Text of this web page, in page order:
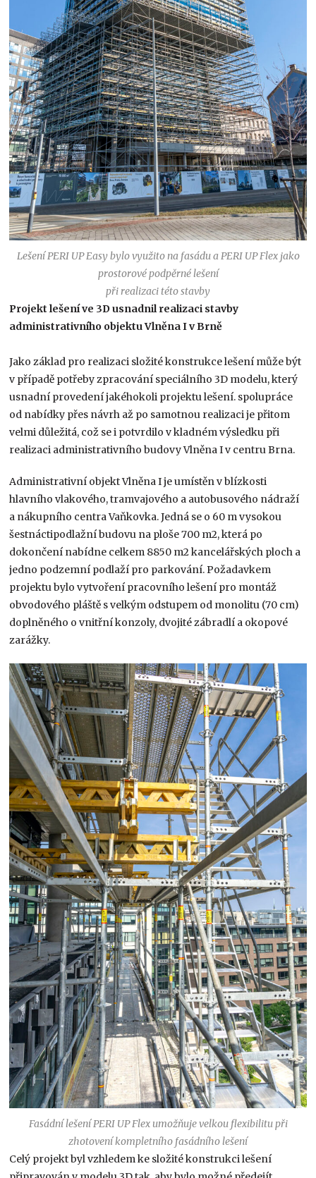
Lešení PERI UP Easy bylo využito na fasádu a PERI UP Flex jako
prostorové podpěrné lešení
při realizaci této stavby
Projekt lešení ve 3D usnadnil realizaci stavby
administrativního objektu Vlněna I v Brně
Jako základ pro realizaci složité konstrukce lešení může být
v případě potřeby zpracování speciálního 3D modelu, který
usnadní provedení jakéhokoli projektu lešení. spolupráce
od nabídky přes návrh až po samotnou realizaci je přitom
velmi důležitá, což se i potvrdilo v kladném výsledku při
realizaci administrativního budovy Vlněna I v centru Brna.
Administrativní objekt Vlněna I je umístěn v blízkosti
hlavního vlakového, tramvajového a autobusového nádraží
a nákupního centra Vaňkovka. Jedná se o 60 m vysokou
šestnáctipodlažní budovu na ploše 700 m2, která po
dokončení nabídne celkem 8850 m2 kancelářských ploch a
jedno podzemní podlaží pro parkování. Požadavkem
projektu bylo vytvoření pracovního lešení pro montáž
obvodového pláště s velkým odstupem od monolitu (70 cm)
doplněného o vnitřní konzoly, dvojité zábradlí a okopové
zarážky.
Fasádní lešení PERI UP Flex umožňuje velkou flexibilitu při
zhotovení kompletního fasádního lešení
Celý projekt byl vzhledem ke složité konstrukci lešení